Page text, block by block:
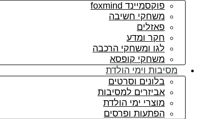
פוקסמיינד foxmind
משחקי חשיבה
פאזלים
חקר ומדע
לגו ומשחקי הרכבה
משחקי קופסא
מסיבות וימי הולדת
בלונים וסרטים
אביזרים למסיבות
מוצרי ימי הולדת
הפתעות ופרסים